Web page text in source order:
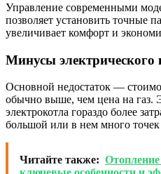
Управление современными
позволяет установить точные
увеличивает комфорт и
Минусы электрического
Основной недостаток —
обычно выше, чем цена на газ.
электрокотла гораздо более
большой или в нем много точек
Читайте также: Отопление